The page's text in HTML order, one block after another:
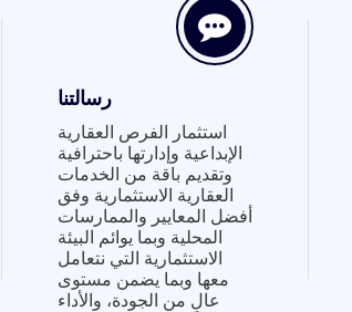
رسالتنا
استثمار الفرص العقارية
الإبداعية وإدارتها باحترافية
وتقديم باقة من الخدمات
العقارية الاستثمارية وفق
أفضل المعايير والممارسات
المحلية وبما يوائم البيئة
الاستثمارية التي نتعامل
معها وبما يضمن مستوى
عالٍ من الجودة، والأداء